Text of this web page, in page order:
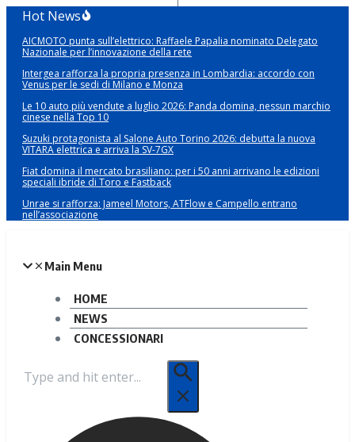
Salta
contenuto
Hot News
AICMOTO punta sull’elettrico: Raffaele Papalia nominato Delegato
Nazionale per l’innovazione della rete
Intergea rafforza la propria presenza in Lombardia: accordo con
Venus per le sedi di Milano e Monza
Le 10 auto più vendute a luglio 2026: Panda domina, nessun marchio
cinese nella Top 10
Suzuki protagonista al Salone Auto Torino 2026: debutta la nuova
VITARA elettrica e arriva la SV-7GX
Fiat domina il mercato brasiliano: per i 50 anni arrivano le edizioni
speciali ibride di Toro e Fastback
Unrae si rafforza: Jameel Motors, ATFlow e Campello entrano
nell’associazione
Main Menu
HOME
NEWS
CONCESSIONARI
Cerca: